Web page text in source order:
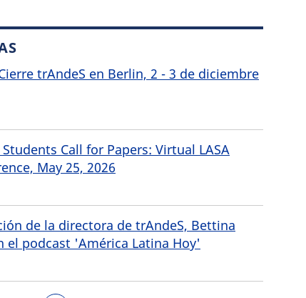
trAndeS en Berlin, 2 - 3 de diciembre
Call for Papers: Virtual LASA
May 25, 2026
de la directora de trAndeS, Bettina
el podcast 'América Latina Hoy'